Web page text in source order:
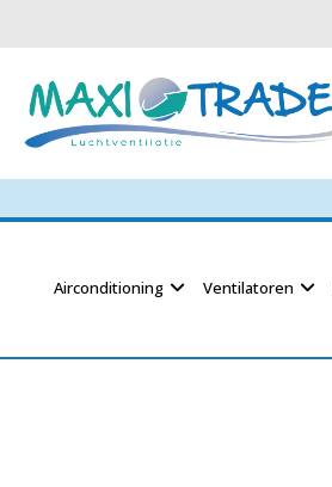
Airconditioning Ventilatoren